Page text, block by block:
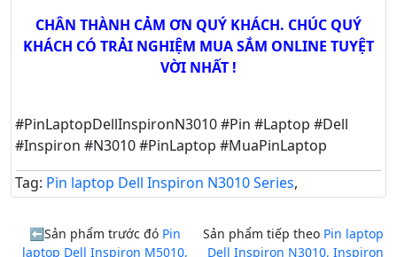
CHÂN THÀNH CẢM ƠN QUÝ KHÁCH. CHÚC QUÝ
KHÁCH CÓ TRẢI NGHIỆM MUA SẮM ONLINE TUYỆT
VỜI NHẤT !
#PinLaptopDellInspironN3010 #Pin #Laptop #Dell
#Inspiron #N3010 #PinLaptop #MuaPinLaptop
Tag: Pin laptop Dell Inspiron N3010 Series,
Sản phẩm trước đó Pin
laptop Dell Inspiron M5010,
Sản phẩm tiếp theo Pin laptop
Dell Inspiron N3010, Inspiron